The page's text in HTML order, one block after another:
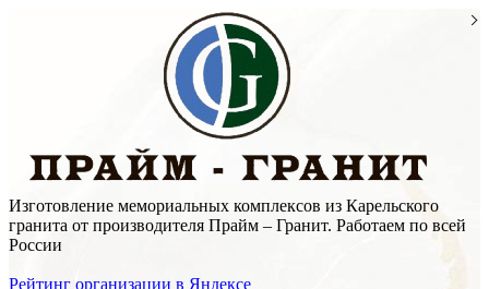
Изготовление мемориальных комплексов из Карельского
гранита от производителя Прайм – Гранит. Работаем по всей
России
Рейтинг организации в Яндексе